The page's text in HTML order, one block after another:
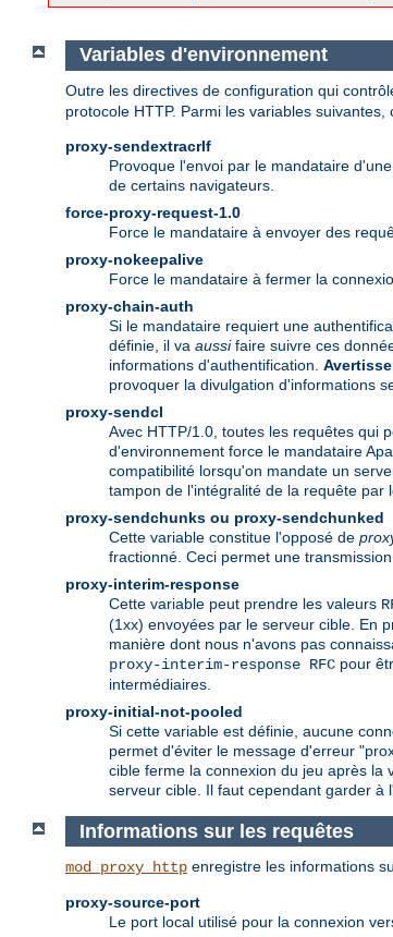
Variables d'environnement
Outre les directives de configuration qui
protocole HTTP. Parmi les variables
proxy-sendextracrlf
Provoque l'envoi par le mandataire
de certains navigateurs.
force-proxy-request-1.0
Force le mandataire à envoyer des
proxy-nokeepalive
Force le mandataire à fermer la
proxy-chain-auth
Si le mandataire requiert une
définie, il va aussifaire suivre ces
informations d'authentification.
provoquer la divulgation d'informations
proxy-sendcl
Avec HTTP/1.0, toutes les requêtes qui
d'environnement force le mandataire
compatibilité lorsqu'on mandate un
tampon de l'intégralité de la requête par
proxy-sendchunks ou proxy-sendchunked
Cette variable constitue l'opposé de
fractionné. Ceci permet une
proxy-interim-response
Cette variable peut prendre les valeurs
(1xx) envoyées par le serveur cible. En
manière dont nous n'avons pas
proxy-interim-response RFC pour
intermédiaires.
proxy-initial-not-pooled
Si cette variable est définie, aucune
permet d'éviter le message d'erreur
cible ferme la connexion du jeu après la
serveur cible. Il faut cependant garder à
Informations sur les requêtes
mod_proxy_http enregistre les informations
proxy-source-port
Le port local utilisé pour la connexion